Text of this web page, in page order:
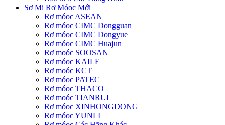
Sơ Mi Rơ Móoc Mới
Rơ móoc ASEAN
Rơ móoc CIMC Dongguan
Rơ móoc CIMC Dongyue
Rơ móoc CIMC Huajun
Rơ moóc SOOSAN
Rơ móoc KAILE
Rơ moóc KCT
Rơ móoc PATEC
Rơ móoc THACO
Rơ moóc TIANRUI
Rơ móoc XINHONGDONG
Rơ móoc YUNLI